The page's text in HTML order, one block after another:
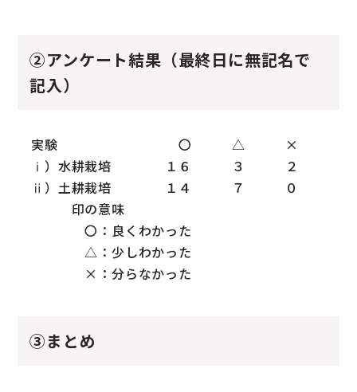
②アンケート結果（最終日に無記名で
記入）
実験 〇 △ ×
ⅰ）水耕栽培 １６ ３ ２
ⅱ）土耕栽培 １４ ７ ０
印の意味
〇：良くわかった
△：少しわかった
×：分らなかった
③まとめ